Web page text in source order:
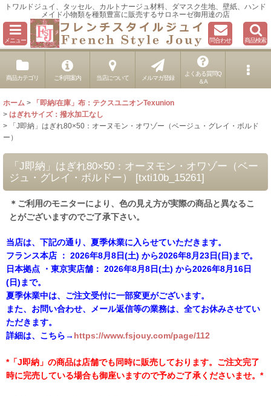
トワルドジュイ、タッセル、カルトナージュ材料、ダマスク生地、壁紙、ハンド
メイド小物類を種類豊富に販売するサロネーゼ御用達の店
メニュー 問合わせ 商品検索
商品カテゴリ ご利用案内 当店について メルマガ登録
よくある質問Q
＆A
ホーム >
「即納/在庫」布：テクスユニオンTexunion
> はぎれサイズ：撥水加工なし
>
「J即納」はぎれ80×50：オーヌモン・オワゾー（ベージュ・グレイ・ボルド
ー）
「J即納」はぎれ80×50：オーヌモン・オワゾー（ベー
ジュ・グレイ・ボルドー）
[txti10b_15261]
＊ご利用のモニターにより、色の見え方が実際の商品と異なるこ
とがございますのでご了承下さい。
当店は、下記の通り、夏季休業に入らせていただきます。
フランス本店 ： 2026年8月8日(土) から2026年8月23日(日)まで。
日本拠点 ・東京実店舗： 2026年8月8日(土) から2026年8月16日
(日)まで。
夏季休業中は、ご注文受付に一部変更がございます。
また、お問い合わせ、メール返信等の業務は、全てお休みさせてい
ただきます。
詳細は、こちら→ https://www.fsjouy.com/page/112
*「J即納」の商品は店舗でも同時に販売しております。ご注文完了
時に完売している場合も御座いますので予めご了承くださいませ。*